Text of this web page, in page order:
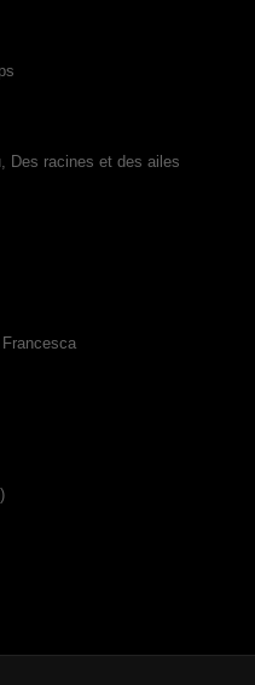
Des racines et des ailes